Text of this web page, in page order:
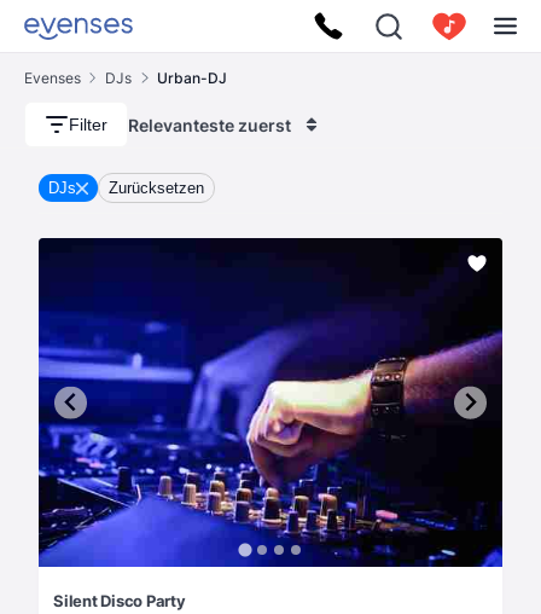
Evenses DJs Urban-DJ
Filter Relevanteste zuerst
DJs Zurücksetzen
Silent Disco Party